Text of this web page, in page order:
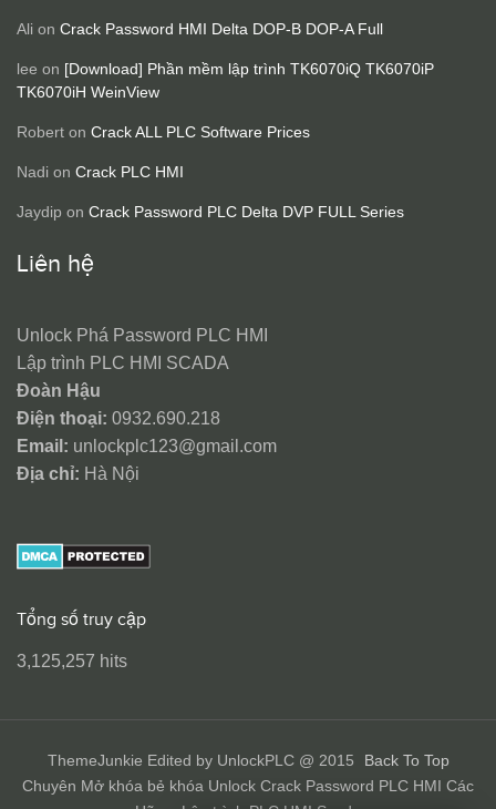
Ali on Crack Password HMI Delta DOP-B DOP-A Full
lee on [Download] Phần mềm lập trình TK6070iQ TK6070iP
TK6070iH WeinView
Robert on Crack ALL PLC Software Prices
Nadi on Crack PLC HMI
Jaydip on Crack Password PLC Delta DVP FULL Series
Liên hệ
Unlock Phá Password PLC HMI
Lập trình PLC HMI SCADA
Đoàn Hậu
Điện thoại: 0932.690.218
Email: unlockplc123@gmail.com
Địa chỉ: Hà Nội
Tổng số truy cập
3,125,257 hits
ThemeJunkie Edited by UnlockPLC @ 2015
Back To Top
Chuyên Mở khóa bẻ khóa Unlock Crack Password PLC HMI Các